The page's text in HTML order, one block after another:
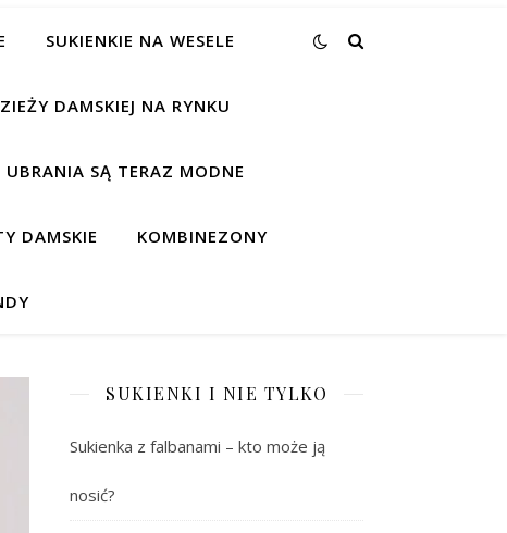
SUKIENKIE NA WESELE
DAMSKIEJ NA RYNKU
UBRANIA SĄ TERAZ MODNE
DAMSKIE KOMBINEZONY
SUKIENKI I NIE TYLKO
Sukienka z falbanami – kto może ją
nosić?